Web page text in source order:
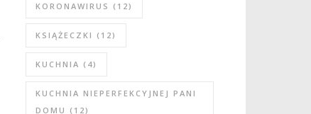
KORONAWIRUS (12)
KSIĄŻECZKI (12)
KUCHNIA (4)
KUCHNIA NIEPERFEKCYJNEJ PANI
DOMU (12)